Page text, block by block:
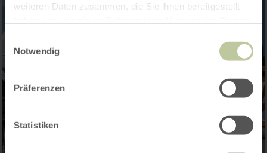
weiteren Daten zusammen, die Sie ihnen bereitgestellt
Notwendig
Präferenzen
Statistiken